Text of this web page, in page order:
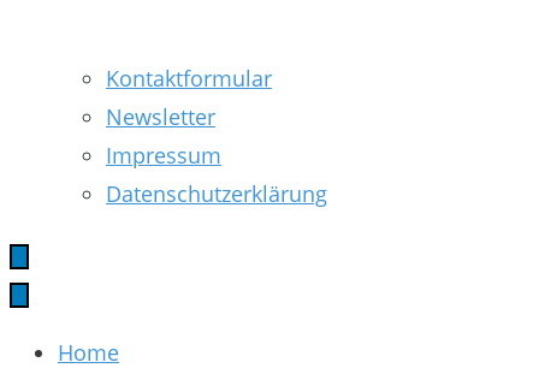
Kontaktformular
Newsletter
Impressum
Datenschutzerklärung
Home